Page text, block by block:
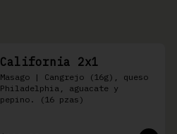
California 2x1
Masago | Cangrejo (16g), queso
Philadelphia, aguacate y
pepino. (16 pzas)